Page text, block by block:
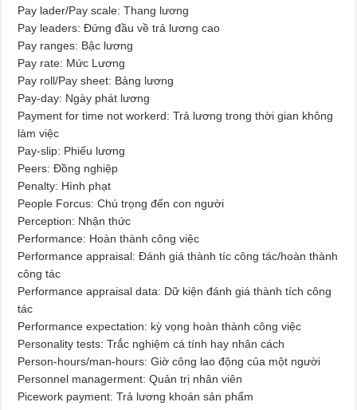
Pay lader/Pay scale: Thang lương
Pay leaders: Đứng đầu về trả lương cao
Pay ranges: Bậc lương
Pay rate: Mức Lương
Pay roll/Pay sheet: Bảng lương
Pay-day: Ngày phát lương
Payment for time not workerd: Trả lương trong thời gian không
làm việc
Pay-slip: Phiếu lương
Peers: Đồng nghiệp
Penalty: Hình phạt
People Forcus: Chú trọng đến con người
Perception: Nhận thức
Performance: Hoàn thành công việc
Performance appraisal: Đánh giá thành tíc công tác/hoàn thành
công tác
Performance appraisal data: Dữ kiện đánh giá thành tích công
tác
Performance expectation: kỳ vọng hoàn thành công việc
Personality tests: Trắc nghiệm cá tính hay nhân cách
Person-hours/man-hours: Giờ công lao động của một người
Personnel managerment: Quản trị nhân viên
Picework payment: Trả lương khoán sản phẩm